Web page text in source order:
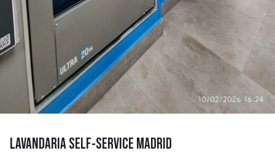
LAVANDARIA SELF-SERVICE MADRID